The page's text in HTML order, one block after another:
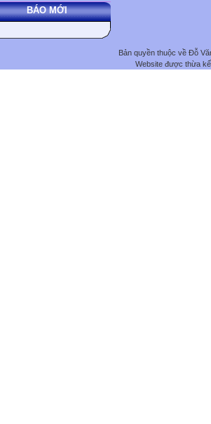
BÁO MỚI
Bản quyền thuộc về Đỗ
Website được thừa